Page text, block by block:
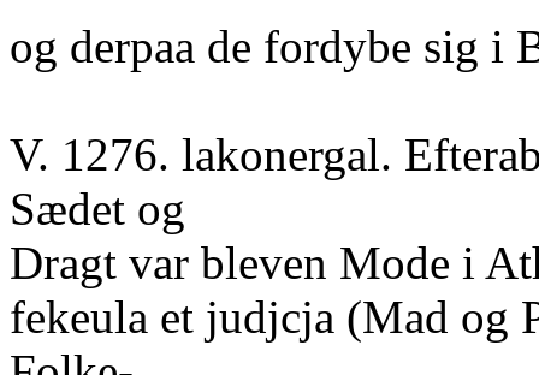
og derpaa de fordybe sig i
V. 1276. lakonergal.
Sædet og
Dragt var bleven Mode i
fekeula et judjcja (Mad og